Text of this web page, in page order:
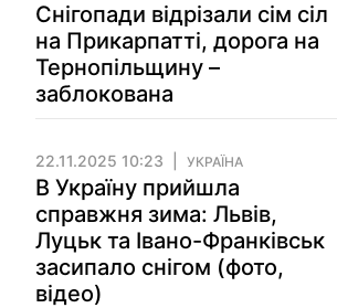
Снігопади відрізали сім сіл
на Прикарпатті, дорога на
Тернопільщину –
заблокована
22.11.2025 10:23 УКРАЇНА
В Україну прийшла
справжня зима: Львів,
Луцьк та Івано-Франківськ
засипало снігом (фото,
відео)